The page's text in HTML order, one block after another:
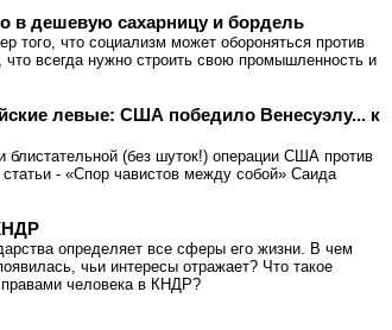
в дешевую сахарницу и бордель
того, что социализм может обороняться против
что всегда нужно строить свою промышленность и
левые: США победило Венесуэлу... к
блистательной (без шуток!) операции США против
- «Спор чавистов между собой» Саида
определяет все сферы его жизни. В чем
чьи интересы отражает? Что такое
правами человека в КНДР?